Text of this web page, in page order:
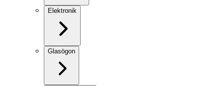
Elektronik
Glasögon